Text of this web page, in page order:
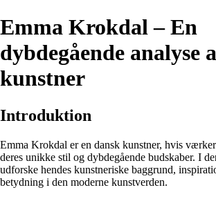
Emma Krokdal – En
dybdegående analyse
kunstner
Introduktion
Emma Krokdal er en dansk kunstner, hvis
deres unikke stil og dybdegående budskaber. I
udforske hendes kunstneriske baggrund,
betydning i den moderne kunstverden.